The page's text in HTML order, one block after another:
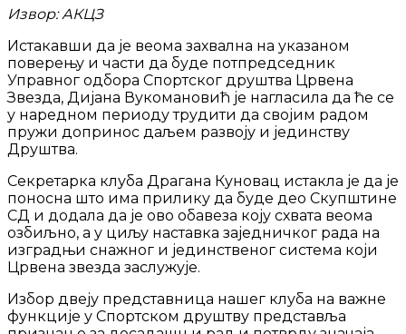
Извор: АКЦЗ
Истакавши да је веома захвална на указаном
поверењу и части да буде потпредседник
Управног одбора Спортског друштва Црвена
Звезда, Дијана Вукомановић је нагласила да ће се
у наредном периоду трудити да својим радом
пружи допринос даљем развоју и јединству
Друштва.
Секретарка клуба Драгана Куновац истакла је да је
поносна што има прилику да буде део Скупштине
СД и додала да је ово обавеза коју схвата веома
озбиљно, а у циљу наставка заједничког рада на
изградњи снажног и јединственог система који
Црвена звезда заслужује.
Избор двеју представница нашег клуба на важне
функције у Спортском друштву представља